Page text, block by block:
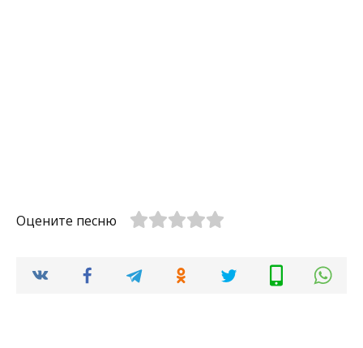
Оцените песню